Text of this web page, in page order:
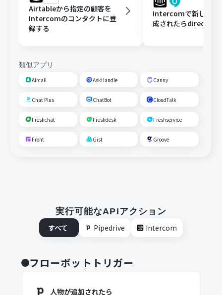
Airtableから指定の顧客を
Intercomのコンタクトに登
録する
Intercomで新しく会
成されたらdirectに
類似アプリ
Aircall AskHandle Canny
Chat Plus ChatBot CloudTalk
Freshchat Freshdesk Freshservice
Front Gist Groove
実行可能なAPIアクション
すべて
Pipedrive Intercom
フローボットトリガー
人物が追加されたら